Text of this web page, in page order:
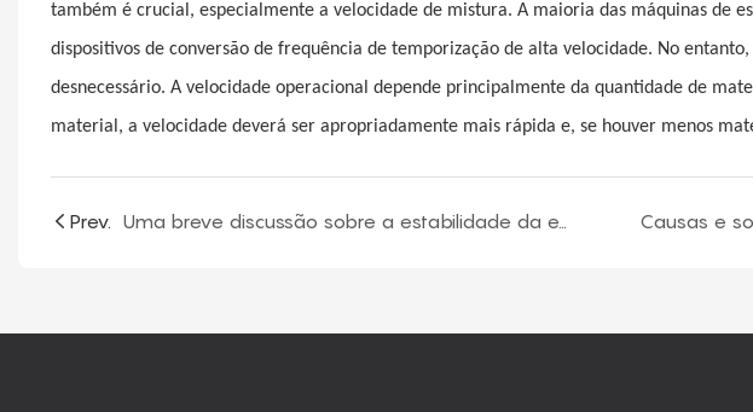
também é crucial, especialmente a velocidade de mistura. A maioria das máquinas de
dispositivos de conversão de frequência de temporização de alta velocidade. No
desnecessário. A velocidade operacional depende principalmente da quantidade de
material, a velocidade deverá ser apropriadamente mais rápida e, se houver menos
Prev. Uma breve discussão sobre a estabilidade da espuma macia de poliuretano